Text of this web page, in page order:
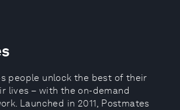
people unlock the best of their
lives – with the on-demand
Launched in 2011, Postmates